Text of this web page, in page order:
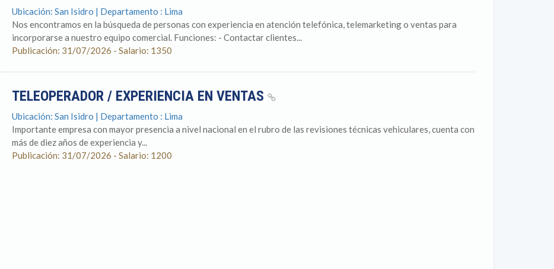
Ubicación: San Isidro | Departamento : Lima
Nos encontramos en la búsqueda de personas con experiencia en atención telefónica, telemarketing o ventas para
incorporarse a nuestro equipo comercial. Funciones: - Contactar clientes...
Publicación: 31/07/2026 - Salario: 1350
TELEOPERADOR / EXPERIENCIA EN VENTAS
Ubicación: San Isidro | Departamento : Lima
Importante empresa con mayor presencia a nivel nacional en el rubro de las revisiones técnicas vehiculares, cuenta con
más de diez años de experiencia y...
Publicación: 31/07/2026 - Salario: 1200